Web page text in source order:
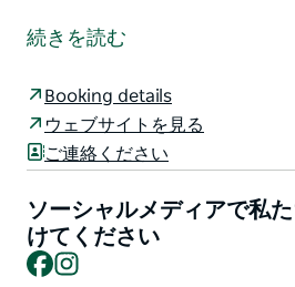
帯。文化遺産に登録された象徴的
からわずか 40 km です。マウン
イト、羊毛刈り師の宿舎、キャ
泊オプションを提供しています。
訪問者は、この雄大なアウトバッ
舎の体験をたっぷりと楽しむこ
の羊牧場で、魅力的な歴史、壮観
力を発見してください。マウント
続きを読む
Booking details
ウェブサイトを見る
ご連絡ください
ソーシャルメディアで私
けてください
Facebook